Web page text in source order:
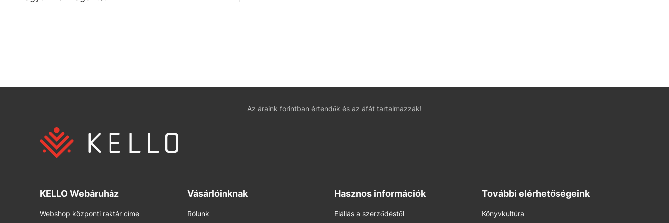
Az áraink forintban értendők és az áfát tartalmazzák!
KELLO Webáruház
Webshop központi raktár címe
Vásárlóinknak
Rólunk
Hasznos információk
Elállás a szerződéstől
További elérhetőségeink
Könyvkultúra